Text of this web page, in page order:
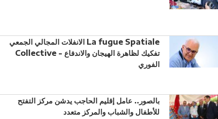
الانفلات المجالي الجمعي La fugue Spatiale
Collective - تفكيك لظاهرة الهيجان والاندفاع
الفوري
بالصور.. عامل إقليم الحاجب يدشن مركز التفتح
للأطفال والشباب والمركز متعدد